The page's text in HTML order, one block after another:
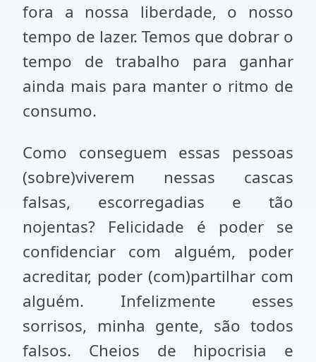
fora a nossa liberdade, o nosso
tempo de lazer. Temos que dobrar o
tempo de trabalho para ganhar
ainda mais para manter o ritmo de
consumo.
Como conseguem essas pessoas
(sobre)viverem nessas cascas
falsas, escorregadias e tão
nojentas? Felicidade é poder se
confidenciar com alguém, poder
acreditar, poder (com)partilhar com
alguém. Infelizmente esses
sorrisos, minha gente, são todos
falsos. Cheios de hipocrisia e